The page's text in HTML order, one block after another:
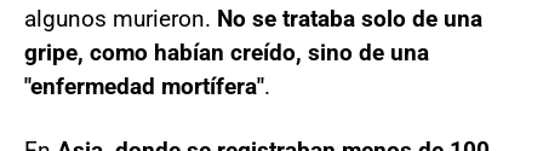
algunos murieron. No se trataba solo de una
gripe, como habían creído, sino de una
"enfermedad mortífera".